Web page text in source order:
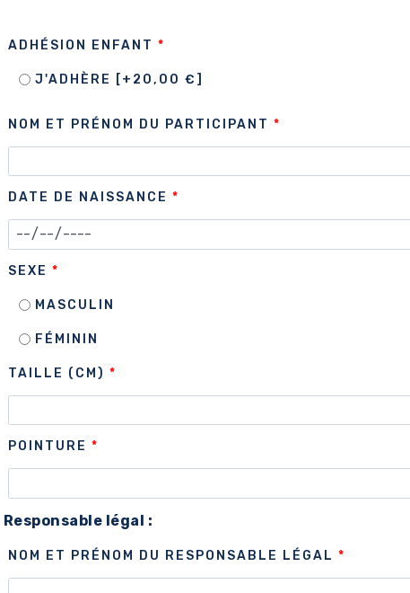
ADHÉSION ENFANT *
J'ADHÈRE [+20,00 €]
NOM ET PRÉNOM DU PARTICIPANT *
DATE DE NAISSANCE *
SEXE *
MASCULIN
FÉMININ
TAILLE (CM) *
POINTURE *
Responsable légal :
NOM ET PRÉNOM DU RESPONSABLE LÉGAL *